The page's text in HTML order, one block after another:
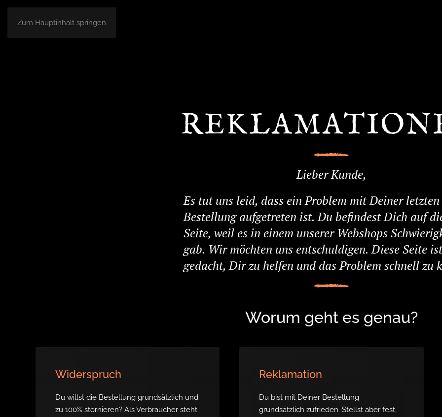
Zum Hauptinhalt springen
Lieber Kunde,
Es tut uns leid, dass ein Problem mit Deiner letzten
Bestellung aufgetreten ist. Du befindest Dich auf
Seite, weil es in einem unserer Webshops
gab. Wir möchten uns entschuldigen. Diese Seite
gedacht, Dir zu helfen und das Problem schnell zu
Worum geht es genau?
Widerspruch
Du willst die Bestellung grundsätzlich und
zu 100% stornieren? Als Verbraucher steht
Reklamation
Du bist mit Deiner Bestellung
grundsätzlich zufrieden. Stellst aber fest,